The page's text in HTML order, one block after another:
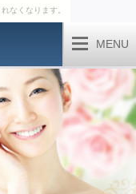
なくなります。
MENU